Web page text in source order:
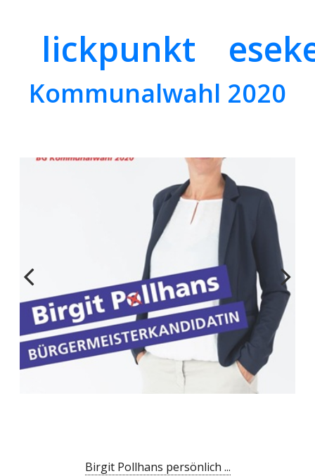
lickpunkt
Kommunalwahl 2020
Birgit Pollhans persönlich ...